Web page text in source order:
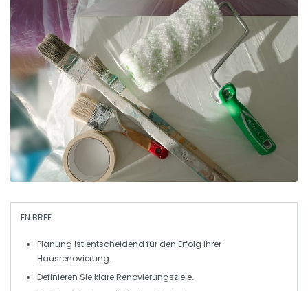
EN BREF
Planung ist entscheidend für den Erfolg Ihrer
Hausrenovierung.
Definieren Sie klareRenovierungsziele.